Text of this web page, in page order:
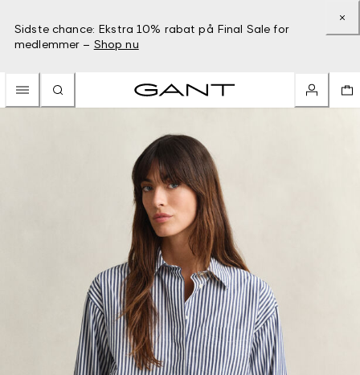
Sidste chance: Ekstra 10% rabat på Final Sale for
medlemmer – Shop nu